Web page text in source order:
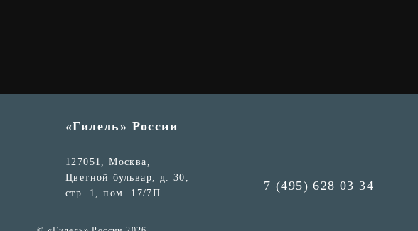
«Гилель» России
127051, Москва,
Цветной бульвар, д. 30,
стр. 1, пом. 17/7П
7 (495) 628 03 34